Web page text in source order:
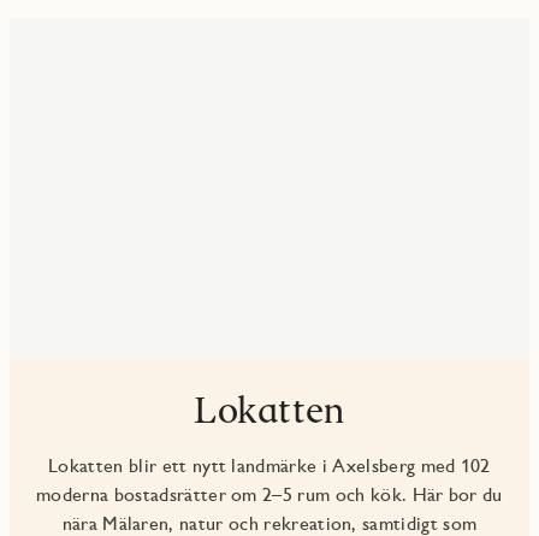
Lokatten
Lokatten blir ett nytt landmärke i Axelsberg med 102
moderna bostadsrätter om 2–5 rum och kök. Här bor du
nära Mälaren, natur och rekreation, samtidigt som